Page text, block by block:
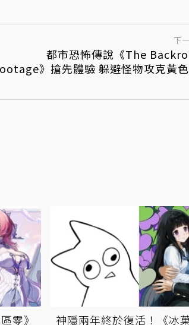
下
都市恐怖傳說《The
》搶先體驗 躲避怪物攻克黃
零》 神隱兩年終於復活！《冰